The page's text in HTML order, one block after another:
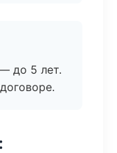
до 5 лет.